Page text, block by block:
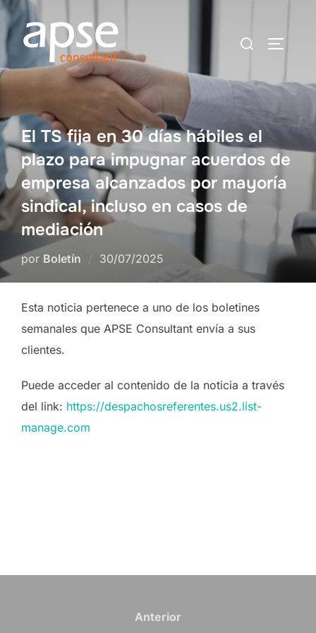
Saltar
al
contenido
Buscar:
El TS fija en 30 días hábiles el
plazo para impugnar acuerdos de
empresa alcanzados por mayoría
sindical, incluso en casos de
mediación
por Boletín
Publicado
30/07/2025
Esta noticia pertenece a uno de los boletines
semanales que APSE Consultant envía a sus
clientes.
Puede acceder al contenido de la noticia a través
del link: https://despachosreferentes.us2.list-
manage.com
Anterior
Anterior